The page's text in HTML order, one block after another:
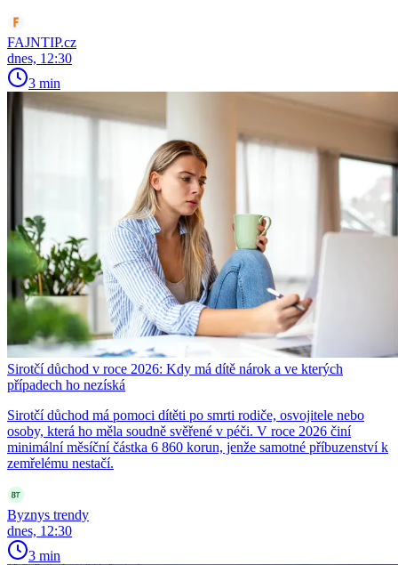
FAJNTIP.cz
dnes, 12:30
3 min
Sirotčí důchod v roce 2026: Kdy má dítě nárok a ve kterých
případech ho nezíská
Sirotčí důchod má pomoci dítěti po smrti rodiče, osvojitele nebo
osoby, která ho měla soudně svěřené v péči. V roce 2026 činí
minimální měsíční částka 6 860 korun, jenže samotné příbuzenství k
zemřelému nestačí.
Byznys trendy
dnes, 12:30
3 min